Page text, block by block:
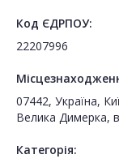
Код ЄДРПОУ:
22207996
07442, Україна,
Велика Димерка,
Категорія: